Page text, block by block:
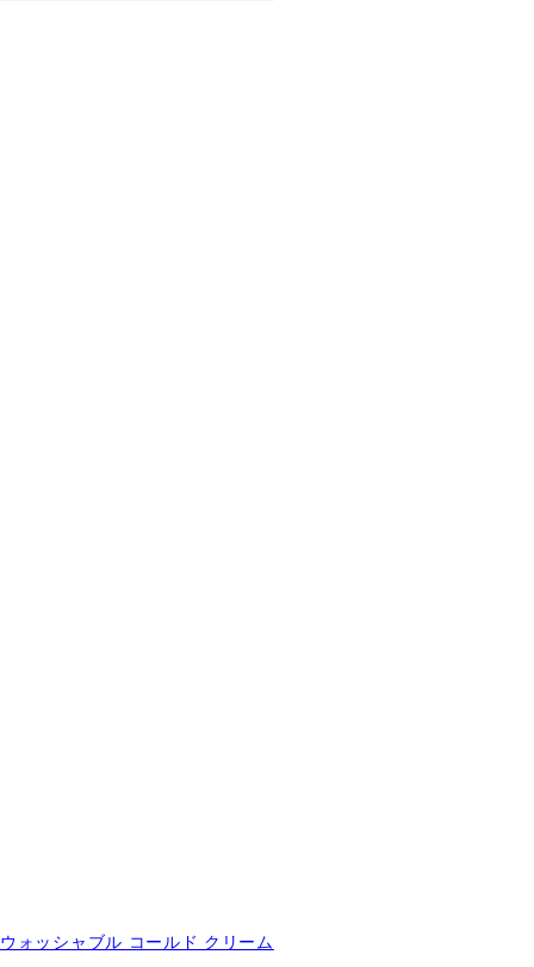
ウォッシャブル コールド クリーム